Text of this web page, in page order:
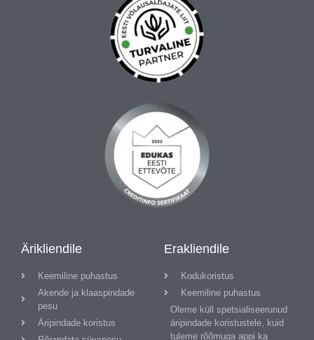
Ärikliendile
Keemiline puhastus
Akende ja klaaspindade
pesu
Äripindade koristus
Erakliendile
Kodukoristus
Keemiline puhastus
Oleme küll spetsialiseerunud
äripindade koristustele, kuid
tuleme rõõmuga appi ka